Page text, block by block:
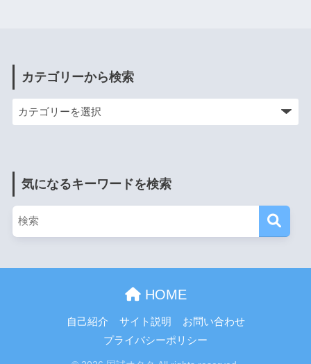
カテゴリーから検索
気になるキーワードを検索
HOME
自己紹介 サイト説明
お問い合わせ
プライバシーポリシー